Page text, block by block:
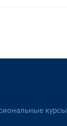
курсы